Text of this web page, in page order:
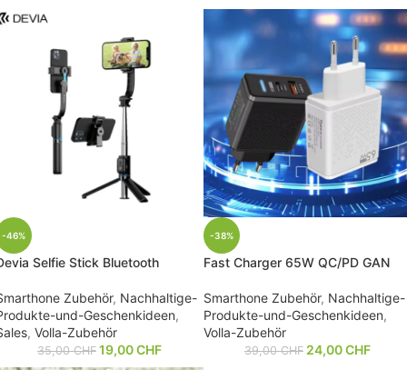
-46%
Selfie Stick Bluetooth
Zubehör, Nachhaltige-
und-Geschenkideen,
, Volla-Zubehör
35,00CHF 19,00CHF
-38%
Fast Charger 65W QC/PD GAN
Smarthone Zubehör, Nachhaltige-
Produkte-und-Geschenkideen,
Volla-Zubehör
39,00CHF 24,00CHF